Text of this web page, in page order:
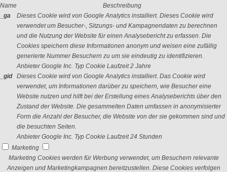
Name
Beschreibung
_ga
Dieses Cookie wird von Google Analytics installiert. Dieses Cookie wird
verwendet um Besucher-, Sitzungs- und Kampagnendaten zu berechnen
und die Nutzung der Website für einen Analysebericht zu erfassen. Die
Cookies speichern diese Informationen anonym und weisen eine zufällig
generierte Nummer Besuchern zu um sie eindeutig zu identifizieren.
Anbieter Google Inc. Typ Cookie Laufzeit 2 Jahre
_gid
Dieses Cookie wird von Google Analytics installiert. Das Cookie wird
verwendet, um Informationen darüber zu speichern, wie Besucher eine
Website nutzen und hilft bei der Erstellung eines Analyseberichts über den
Zustand der Website. Die gesammelten Daten umfassen in anonymisierter
Form die Anzahl der Besucher, die Website von der sie gekommen sind und
die besuchten Seiten.
Anbieter Google Inc. Typ Cookie Laufzeit 24 Stunden
Marketing
Marketing Cookies werden für Werbung verwendet, um Besuchern relevante
Anzeigen und Marketingkampagnen bereitzustellen. Diese Cookies verfolgen